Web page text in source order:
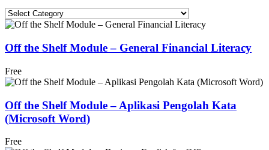
Categories
Off the Shelf Module – General Financial Literacy
Free
Off the Shelf Module – Aplikasi Pengolah Kata
(Microsoft Word)
Free